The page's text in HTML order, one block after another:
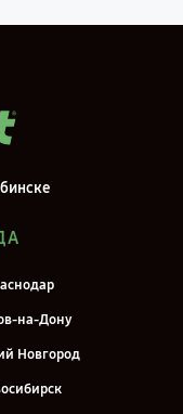
на-Дону
Новгород